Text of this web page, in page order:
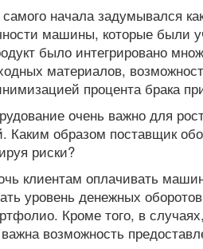
начала задумывался
машины, которые были
было интегрировано
материалов,
процента брака
очень важно для
Каким образом поставщик
риски?
клиентам оплачивать
уровень денежных
Кроме того, в
возможность